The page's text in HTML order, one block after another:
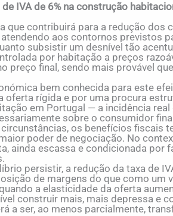
IVA de 6% na construção
que contribuirá para a redução dos
aos contornos previstos
subsistir um desnível tão
por habitação a preços
preço final, sendo mais provável
bem conhecida para este
oferta rígida e por uma procura
em Portugal — a incidência
sobre o consumidor
os benefícios fiscais
poder de negociação. No
ainda escassa e condicionada por
persistir, a redução da taxa de
de margens do que como um
a elasticidade da oferta
construir mais, mais depressa e
a ser, ao menos parcialmente,